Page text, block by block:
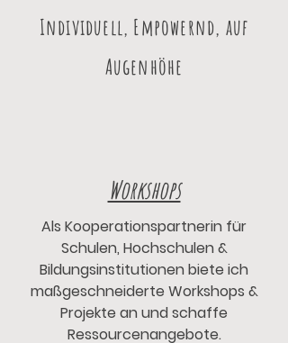
Individuell, Empowernd, auf
Augenhöhe
Workshops
Als Kooperationspartnerin für
Schulen, Hochschulen &
Bildungsinstitutionen biete ich
maßgeschneiderte Workshops &
Projekte an und schaffe
Ressourcenangebote.